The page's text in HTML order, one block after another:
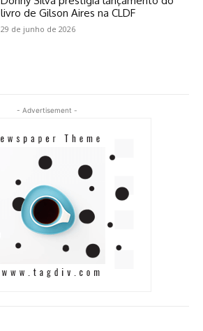
livro de Gilson Aires na CLDF
29 de junho de 2026
- Advertisement -